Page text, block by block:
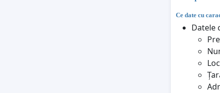
Ce date cu
Datele